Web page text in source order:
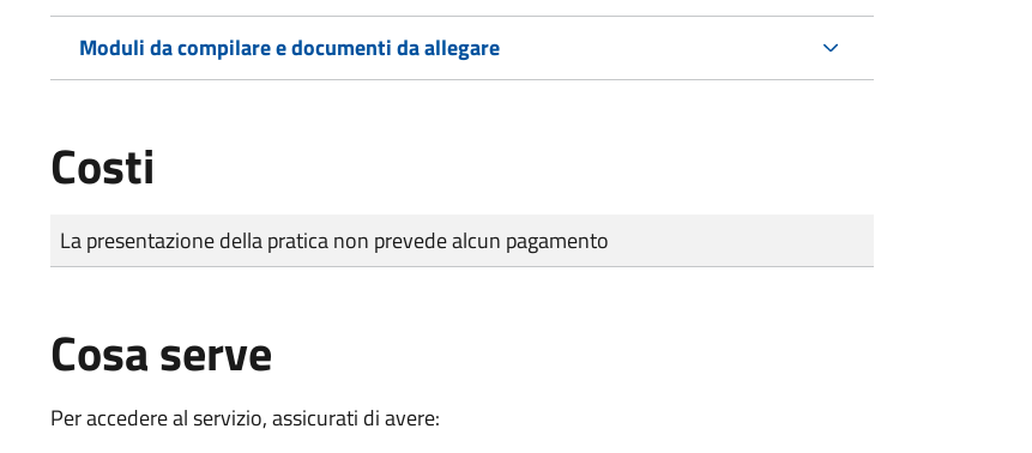
Moduli da compilare e documenti da allegare
Costi
Tipo di pagamento
Importo
La presentazione della pratica non prevede alcun pagamento
Cosa serve
Per accedere al servizio, assicurati di avere: